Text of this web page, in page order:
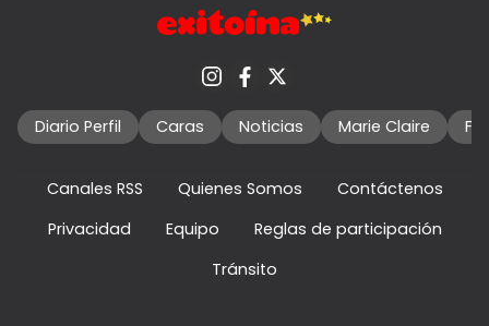
Diario Perfil Caras Noticias Marie Claire
Canales RSS Quienes Somos
Contáctenos
Privacidad
Equipo
Reglas de participación
Tránsito